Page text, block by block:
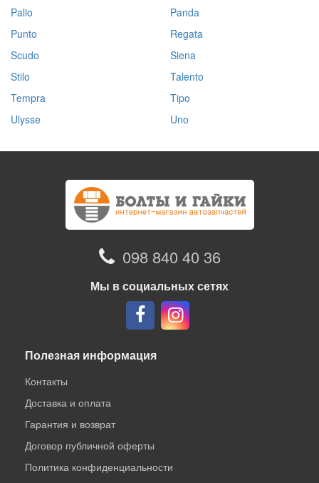
Palio
Panda
Punto
Regata
Scudo
Siena
Stilo
Talento
Tempra
Tipo
Ulysse
Uno
098 840 40 36
Мы в социальных сетях
Полезная информация
Контакты
Доставка и оплата
Гарантия и возврат
Договор публичной оферты
Политика конфиденциальности